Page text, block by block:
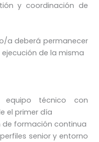
y coordinación de
a deberá permanecer
de la misma
equipo técnico con
el primer día
de formación continua
senior y entorno